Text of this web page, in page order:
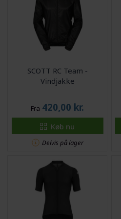
SCOTT RC Team -
Vindjakke
Fra 420,00 kr.
Køb nu
Delvis på lager